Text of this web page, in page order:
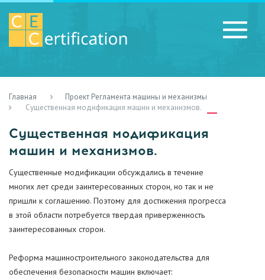
Главная
Проект Регламента машины и механизмы
Существенная модификация машин и механизмов.
Существенная модификация
машин и механизмов.
Существенные модификации обсуждались в течение
многих лет среди заинтересованных сторон, но так и не
пришли к соглашению. Поэтому для достижения прогресса
в этой области потребуется твердая приверженность
заинтересованных сторон.
Реформа машиностроительного законодательства для
обеспечения безопасности машин включает: